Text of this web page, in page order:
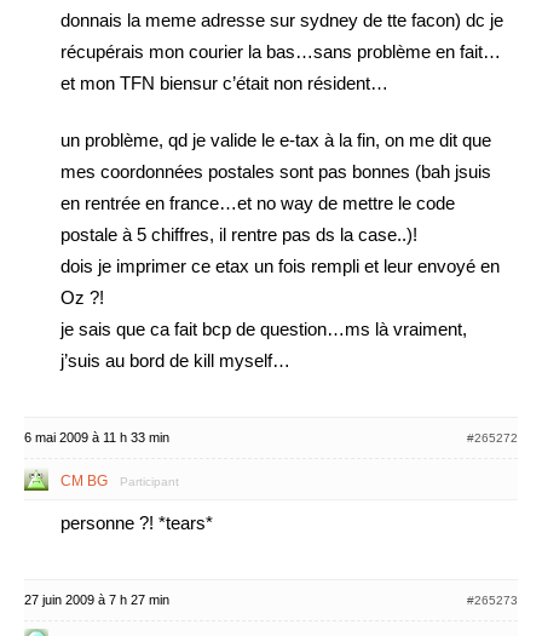
donnais la meme adresse sur sydney de tte facon) dc je
récupérais mon courier la bas…sans problème en fait…
et mon TFN biensur c’était non résident…
un problème, qd je valide le e-tax à la fin, on me dit que
mes coordonnées postales sont pas bonnes (bah jsuis
en rentrée en france…et no way de mettre le code
postale à 5 chiffres, il rentre pas ds la case..)!
dois je imprimer ce etax un fois rempli et leur envoyé en
Oz ?!
je sais que ca fait bcp de question…ms là vraiment,
j’suis au bord de kill myself…
6 mai 2009 à 11 h 33 min #265272
CM BG Participant
personne ?! *tears*
27 juin 2009 à 7 h 27 min #265273